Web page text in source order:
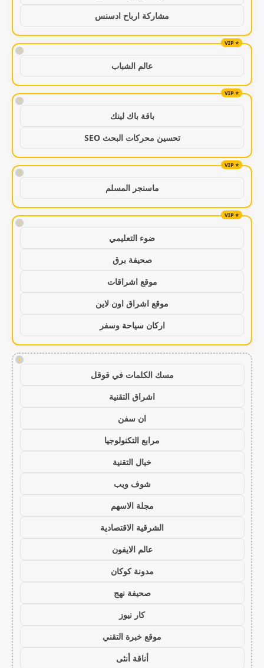
مشاركة ارباح ادسنس
!
عالم الشباب
!
باقة باك لينك
تحسين محركات البحث SEO
!
ماسنجر المسلم
!
ضوء التعليمي
صحيفة برق
موقع اشراقات
موقع اشراق اون لاين
اركان سياحة وسفر
!
مسك الكلمات في قوقل
اشراق التقنية
ان سفن
مرابع التكنولوجيا
خيال التقنية
شوف ويب
مجلة الاسهم
الشرقية الاقتصادية
عالم الايفون
مدونة كوكان
صحيفة نهج
كار نيوز
موقع خبرة التقني
أناقة أنثى